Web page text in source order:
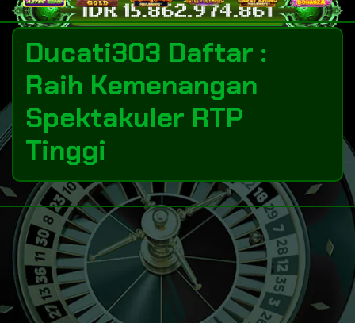
Ducati303 Daftar :
Raih Kemenangan
Spektakuler RTP
Tinggi